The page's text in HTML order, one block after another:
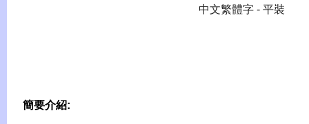
中文繁體字 - 平裝
簡要介紹: